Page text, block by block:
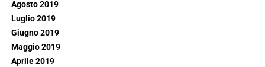
Agosto 2019
Luglio 2019
Giugno 2019
Maggio 2019
Aprile 2019